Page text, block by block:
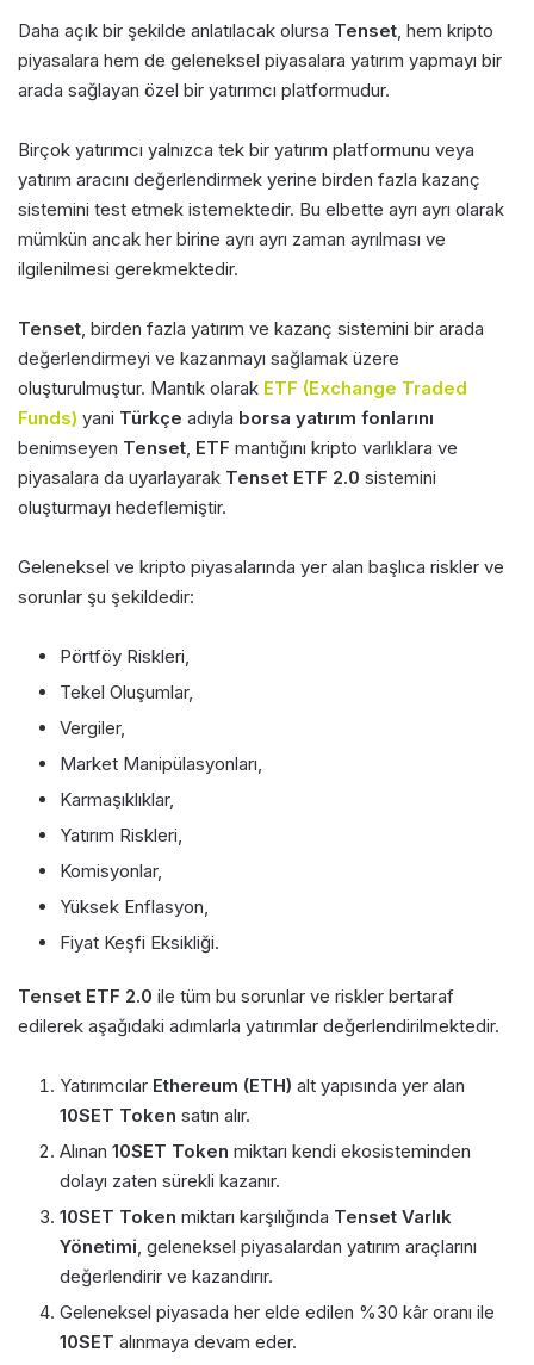
Daha açık bir şekilde anlatılacak olursa Tenset, hem kripto
piyasalara hem de geleneksel piyasalara yatırım yapmayı bir
arada sağlayan özel bir yatırımcı platformudur.
Birçok yatırımcı yalnızca tek bir yatırım platformunu veya
yatırım aracını değerlendirmek yerine birden fazla kazanç
sistemini test etmek istemektedir. Bu elbette ayrı ayrı olarak
mümkün ancak her birine ayrı ayrı zaman ayrılması ve
ilgilenilmesi gerekmektedir.
Tenset, birden fazla yatırım ve kazanç sistemini bir arada
değerlendirmeyi ve kazanmayı sağlamak üzere
oluşturulmuştur. Mantık olarak ETF (Exchange Traded
Funds) yani Türkçe adıyla borsa yatırım fonlarını
benimseyen Tenset, ETF mantığını kripto varlıklara ve
piyasalara da uyarlayarak Tenset ETF 2.0 sistemini
oluşturmayı hedeflemiştir.
Geleneksel ve kripto piyasalarında yer alan başlıca riskler ve
sorunlar şu şekildedir:
Pörtföy Riskleri,
Tekel Oluşumlar,
Vergiler,
Market Manipülasyonları,
Karmaşıklıklar,
Yatırım Riskleri,
Komisyonlar,
Yüksek Enflasyon,
Fiyat Keşfi Eksikliği.
Tenset ETF 2.0 ile tüm bu sorunlar ve riskler bertaraf
edilerek aşağıdaki adımlarla yatırımlar değerlendirilmektedir.
Yatırımcılar Ethereum (ETH) alt yapısında yer alan
10SET Token satın alır.
Alınan 10SET Token miktarı kendi ekosisteminden
dolayı zaten sürekli kazanır.
10SET Token miktarı karşılığında Tenset Varlık
Yönetimi, geleneksel piyasalardan yatırım araçlarını
değerlendirir ve kazandırır.
Geleneksel piyasada her elde edilen %30 kâr oranı ile
10SET alınmaya devam eder.